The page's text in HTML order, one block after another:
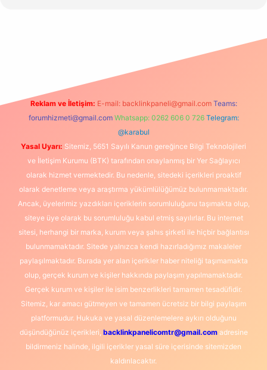
Reklam ve İletişim: E-mail: backlinkpaneli@gmail.com Teams:
forumhizmeti@gmail.com Whatsapp: 0262 606 0 726 Telegram:
@karabul
Yasal Uyarı: Sitemiz, 5651 Sayılı Kanun gereğince Bilgi Teknolojileri
ve İletişim Kurumu (BTK) tarafından onaylanmış bir Yer Sağlayıcı
olarak hizmet vermektedir. Bu nedenle, sitedeki içerikleri proaktif
olarak denetleme veya araştırma yükümlülüğümüz bulunmamaktadır.
Ancak, üyelerimiz yazdıkları içeriklerin sorumluluğunu taşımakta olup,
siteye üye olarak bu sorumluluğu kabul etmiş sayılırlar. Bu internet
sitesi, herhangi bir marka, kurum veya şahıs şirketi ile hiçbir bağlantısı
bulunmamaktadır. Sitede yalnızca kendi hazırladığımız makaleler
paylaşılmaktadır. Burada yer alan içerikler haber niteliği taşımamakta
olup, gerçek kurum ve kişiler hakkında paylaşım yapılmamaktadır.
Gerçek kurum ve kişiler ile isim benzerlikleri tamamen tesadüfidir.
Sitemiz, kar amacı gütmeyen ve tamamen ücretsiz bir bilgi paylaşım
platformudur. Hukuka ve yasal düzenlemelere aykırı olduğunu
düşündüğünüz içerikleri, backlinkpanelicomtr@gmail.comadresine
bildirmeniz halinde, ilgili içerikler yasal süre içerisinde sitemizden
kaldırılacaktır.